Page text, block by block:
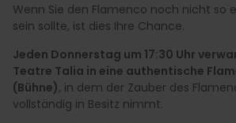
Wenn Sie den Flamenco noch nicht so
sein sollte, ist dies Ihre Chance.
Jeden Donnerstag um 17:30 Uhr
Teatre Talia in eine authentische
(Bühne), in dem der Zauber des
vollständig in Besitz nimmt.